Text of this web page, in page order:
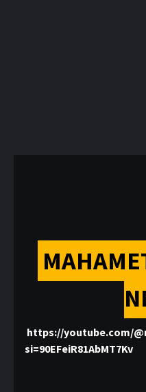
https://youtube.com/
si=90EFeiR81AbMT7Kv